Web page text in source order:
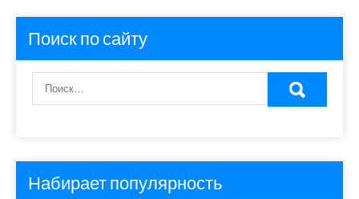
Поиск по сайту
Набирает популярность